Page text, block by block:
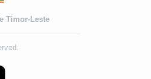
Timor-Leste